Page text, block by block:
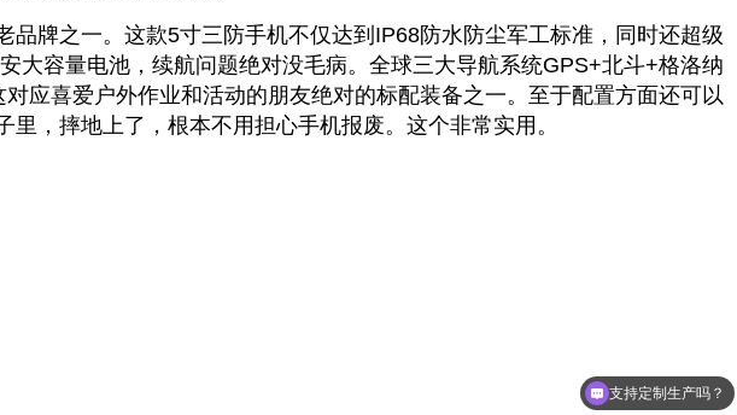
品牌之一。这款5寸三防手机不仅达到 IP68防水防尘军工标准，同时还超级
大容量电池，续航问题绝对没毛病。全球三大导航系统GPS+北斗+格洛纳
对应喜爱户外作业和活动的朋友绝对的标配装备之一。至于配置方面还可以
，摔地上了，根本不用担心手机报废。这个非常实用。
支持定制生产吗？